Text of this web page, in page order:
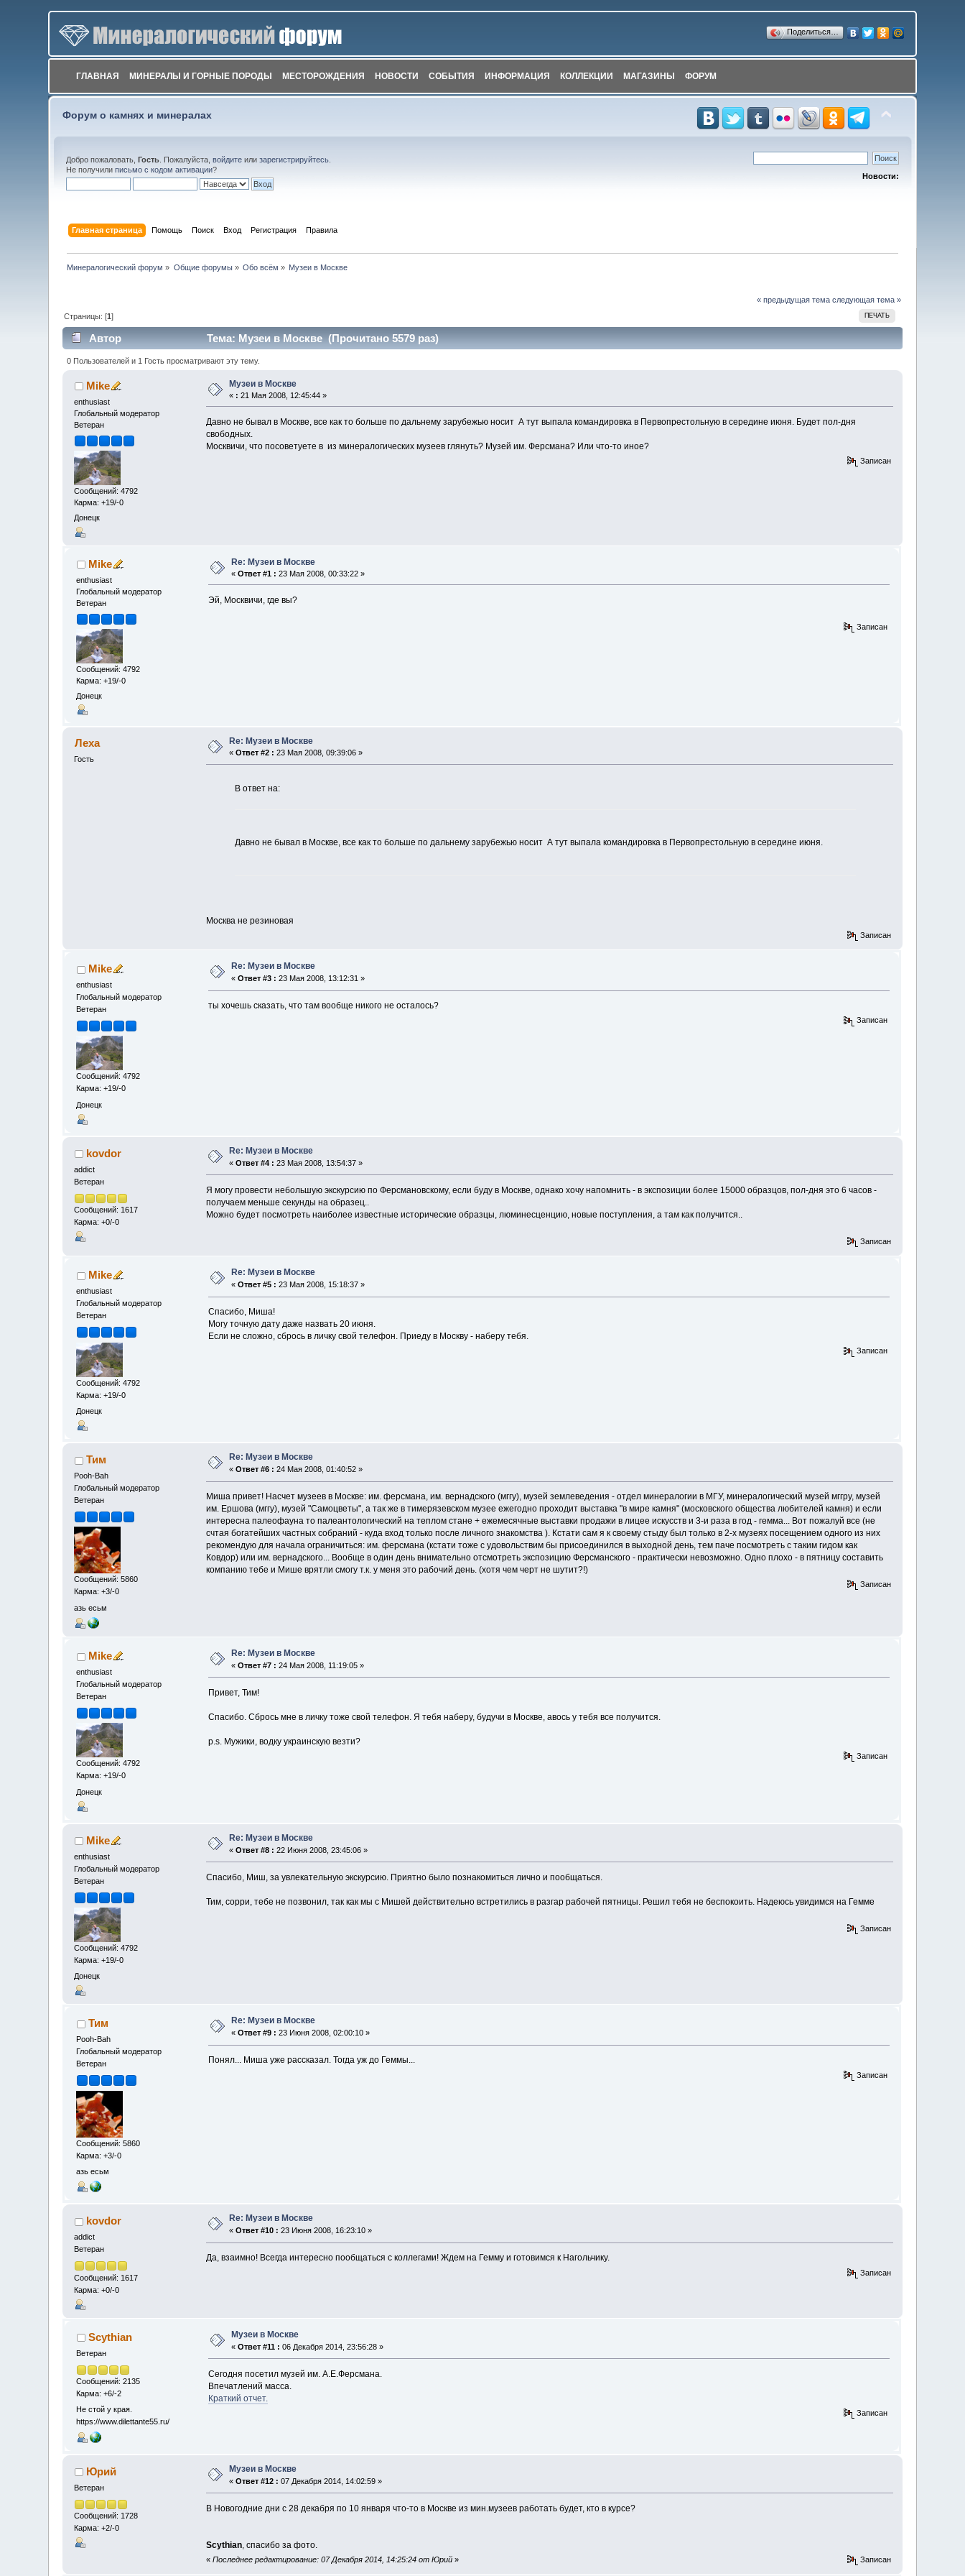
Поделиться…
ГЛАВНАЯ МИНЕРАЛЫ И ГОРНЫЕ ПОРОДЫ МЕСТОРОЖДЕНИЯ НОВОСТИ СОБЫТИЯ ИНФОРМАЦИЯ КОЛЛЕКЦИИ МАГАЗИНЫ ФОРУМ
Форум о камнях и минералах
Добро пожаловать,Гость . Пожалуйста,войдите илизарегистрируйтесь
Не получилиписьмо с кодом активации?
Новости:
Главная страница Помощь Поиск Вход Регистрация Правила
Минералогический форум » Общие форумы» Обо всём » Музеи в Москве
« предыдущая тема следующая тема »
ПЕЧАТЬ
Страницы: [1]
Автор Тема: Музеи в Москве (Прочитано 5579 раз)
0 Пользователей и 1 Гость просматривают эту тему.
Mike
enthusiast
Глобальный модератор
Ветеран
Сообщений: 4792
Карма: +19/-0
Донецк
Музеи в Москве
« : 21 Мая 2008, 12:45:44 »
Давно не бывал в Москве, все как то больше по дальнему зарубежью носит А тут выпала командировка в Первопрестольную в середине июня. Будет пол-дня
свободных.
Москвичи, что посоветуете в из минералогических музеев глянуть? Музей им. Ферсмана? Или что-то иное?
Записан
Mike
enthusiast
Глобальный модератор
Ветеран
Сообщений: 4792
Карма: +19/-0
Донецк
Re: Музеи в Москве
«Ответ #1 : 23 Мая 2008, 00:33:22 »
Эй, Москвичи, где вы?
Записан
Леха
Гость
Re: Музеи в Москве
«Ответ #2 : 23 Мая 2008, 09:39:06 »
В ответ на:
Давно не бывал в Москве, все как то больше по дальнему зарубежью носит А тут выпала командировка в Первопрестольную в середине июня.
Москва не резиновая
Записан
Mike
enthusiast
Глобальный модератор
Ветеран
Сообщений: 4792
Карма: +19/-0
Донецк
Re: Музеи в Москве
«Ответ #3 : 23 Мая 2008, 13:12:31 »
ты хочешь сказать, что там вообще никого не осталось?
Записан
kovdor
addict
Ветеран
Сообщений: 1617
Карма: +0/-0
Re: Музеи в Москве
«Ответ #4 : 23 Мая 2008, 13:54:37 »
Я могу провести небольшую экскурсию по Ферсмановскому, если буду в Москве, однако хочу напомнить - в экспозиции более 15000 образцов, пол-дня это 6 часов -
получаем меньше секунды на образец..
Можно будет посмотреть наиболее известные исторические образцы, люминесценцию, новые поступления, а там как получится..
Записан
Mike
enthusiast
Глобальный модератор
Ветеран
Сообщений: 4792
Карма: +19/-0
Донецк
Re: Музеи в Москве
«Ответ #5 : 23 Мая 2008, 15:18:37 »
Спасибо, Миша!
Могу точную дату даже назвать 20 июня.
Если не сложно, сбрось в личку свой телефон. Приеду в Москву - наберу тебя.
Записан
Тим
Pooh-Bah
Глобальный модератор
Ветеран
Сообщений: 5860
Карма: +3/-0
азь есьм
Re: Музеи в Москве
«Ответ #6 : 24 Мая 2008, 01:40:52 »
Миша привет! Насчет музеев в Москве: им. ферсмана, им. вернадского (мггу), музей землеведения - отдел минералогии в МГУ, минералогический музей мггру, музей
им. Ершова (мггу), музей "Самоцветы", а так же в тимерязевском музее ежегодно проходит выставка "в мире камня" (московского общества любителей камня) и если
интересна палеофауна то палеантологический на теплом стане + ежемесячные выставки продажи в лицее искусств и 3-и раза в год - гемма... Вот пожалуй все (не
счтая богатейших частных собраний - куда вход только после личного знакомства ). Кстати сам я к своему стыду был только в 2-х музеях посещением одного из них
рекомендую для начала ограничиться: им. ферсмана (кстати тоже с удовольствим бы присоединился в выходной день, тем паче посмотреть с таким гидом как
Ковдор) или им. вернадского... Вообще в один день внимательно отсмотреть экспозицию Ферсманского - практически невозможно. Одно плохо - в пятницу составить
компанию тебе и Мише врятли смогу т.к. у меня это рабочий день. (хотя чем черт не шутит?!)
Записан
Mike
enthusiast
Глобальный модератор
Ветеран
Сообщений: 4792
Карма: +19/-0
Донецк
Re: Музеи в Москве
«Ответ #7 : 24 Мая 2008, 11:19:05 »
Привет, Тим!
Спасибо. Сбрось мне в личку тоже свой телефон. Я тебя наберу, будучи в Москве, авось у тебя все получится.
p.s. Мужики, водку украинскую везти?
Записан
Mike
enthusiast
Глобальный модератор
Ветеран
Сообщений: 4792
Карма: +19/-0
Донецк
Re: Музеи в Москве
«Ответ #8 : 22 Июня 2008, 23:45:06 »
Спасибо, Миш, за увлекательную экскурсию. Приятно было познакомиться лично и пообщаться.
Тим, сорри, тебе не позвонил, так как мы с Мишей действительно встретились в разгар рабочей пятницы. Решил тебя не беспокоить. Надеюсь увидимся на Гемме
Записан
Тим
Pooh-Bah
Глобальный модератор
Ветеран
Сообщений: 5860
Карма: +3/-0
азь есьм
Re: Музеи в Москве
«Ответ #9 : 23 Июня 2008, 02:00:10 »
Понял... Миша уже рассказал. Тогда уж до Геммы...
Записан
kovdor
addict
Ветеран
Сообщений: 1617
Карма: +0/-0
Re: Музеи в Москве
«Ответ #10 : 23 Июня 2008, 16:23:10 »
Да, взаимно! Всегда интересно пообщаться с коллегами! Ждем на Гемму и готовимся к Нагольчику.
Записан
Scythian
Ветеран
Сообщений: 2135
Карма: +6/-2
Не стой у края.
https://www.dilettante55.ru/
Музеи в Москве
«Ответ #11 : 06 Декабря 2014, 23:56:28 »
Сегодня посетил музей им. А.Е.Ферсмана.
Впечатлений масса.
Краткий отчет.
Записан
Юрий
Ветеран
Сообщений: 1728
Карма: +2/-0
Музеи в Москве
«Ответ #12 : 07 Декабря 2014, 14:02:59 »
В Новогодние дни с 28 декабря по 10 января что-то в Москве из мин.музеев работать будет, кто в курсе?
Scythian, спасибо за фото.
« Последнее редактирование: 07 Декабря 2014, 14:25:24 от Юрий» Записан